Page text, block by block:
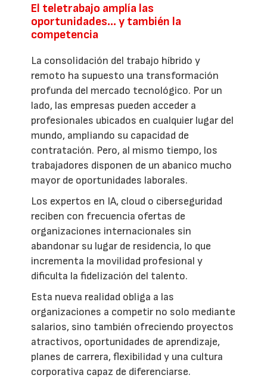
El teletrabajo amplía las
oportunidades… y también la
competencia
La consolidación del trabajo híbrido y
remoto ha supuesto una transformación
profunda del mercado tecnológico. Por un
lado, las empresas pueden acceder a
profesionales ubicados en cualquier lugar del
mundo, ampliando su capacidad de
contratación. Pero, al mismo tiempo, los
trabajadores disponen de un abanico mucho
mayor de oportunidades laborales.
Los expertos en IA, cloud o ciberseguridad
reciben con frecuencia ofertas de
organizaciones internacionales sin
abandonar su lugar de residencia, lo que
incrementa la movilidad profesional y
dificulta la fidelización del talento.
Esta nueva realidad obliga a las
organizaciones a competir no solo mediante
salarios, sino también ofreciendo proyectos
atractivos, oportunidades de aprendizaje,
planes de carrera, flexibilidad y una cultura
corporativa capaz de diferenciarse.